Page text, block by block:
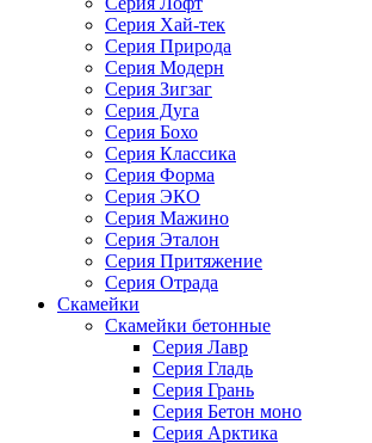
Серия Хай-тек
Серия Природа
Серия Модерн
Серия Зигзаг
Серия Дуга
Серия Бохо
Серия Классика
Серия Форма
Серия ЭКО
Серия Мажино
Серия Эталон
Серия Притяжение
Серия Отрада
Скамейки
Скамейки бетонные
Серия Лавр
Серия Гладь
Серия Грань
Серия Бетон моно
Серия Арктика